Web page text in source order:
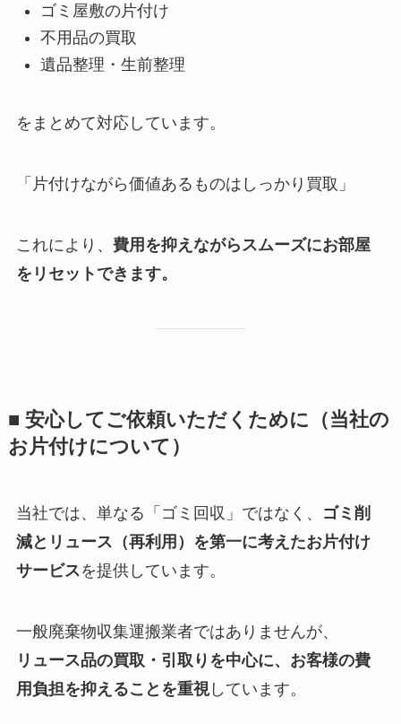
ゴミ屋敷の片付け
不用品の買取
遺品整理・生前整理
をまとめて対応しています。
「片付けながら価値あるものはしっかり買取」
これにより、 費用を抑えながらスムーズにお部屋
をリセットできます。
■ 安心してご依頼いただくために（当社の
お片付けについて）
当社では、単なる「ゴミ回収」ではなく、
ゴミ削
減とリュース（再利用）を第一に考えたお片付け
サービスを提供しています。
一般廃棄物収集運搬業者ではありませんが、
リュース品の買取・引取りを中心に、お客様の費
用負担を抑えることを重視しています。